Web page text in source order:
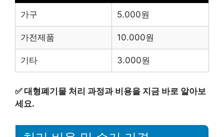
가구 5.000원
가전제품 10.000원
기타 3.000원
✅대형폐기물 처리 과정과 비용을 지금 바로 알아보
세요.